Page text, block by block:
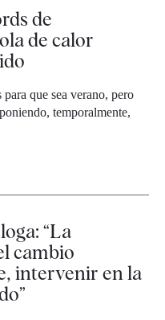
de
de calor
que sea verano, pero
temporalmente,
“La
cambio
intervenir en la